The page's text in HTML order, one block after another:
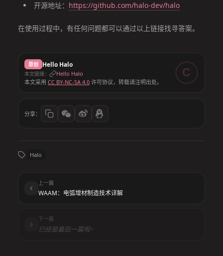
开源地址： https://github.com/halo-dev/halo
在使用过程中，有任何问题都可以通过以上链接找寻答案。
原创 Hello Halo
本文链接：
Hello Halo
本文采用 CC BY-NC-SA 4.0 许可协议，转载请注明出处。
C
分享：
Halo
上一篇
WAAM：电弧增材制造技术详解
下一篇
已经是最后一篇啦~